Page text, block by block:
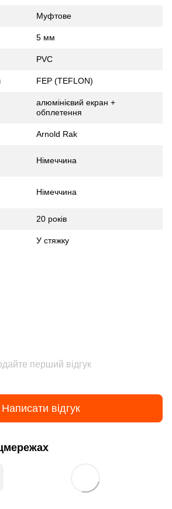
Муфтове
5 мм
PVC
FEP (TEFLON)
алюмінієвий екран +
обплетення
Arnold Rak
Німеччина
Німеччина
20 років
У стяжку
перший відгук
Написати відгук